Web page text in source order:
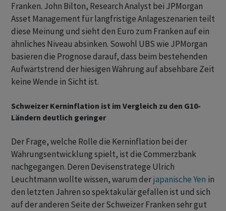
Franken. John Bilton, Research Analyst bei JPMorgan
Asset Management für langfristige Anlageszenarien teilt
diese Meinung und sieht den Euro zum Franken auf ein
ähnliches Niveau absinken. Sowohl UBS wie JPMorgan
basieren die Prognose darauf, dass beim bestehenden
Aufwärtstrend der hiesigen Währung auf absehbare Zeit
keine Wende in Sicht ist.
Schweizer Kerninflation ist im Vergleich zu den G10-
Ländern deutlich geringer
Der Frage, welche Rolle die Kerninflation bei der
Währungsentwicklung spielt, ist die Commerzbank
nachgegangen. Deren Devisenstratege Ulrich
Leuchtmann wollte wissen, warum derjapanische Yen in
den letzten Jahren so spektakulär gefallen ist und sich
auf der anderen Seite der Schweizer Franken sehr gut